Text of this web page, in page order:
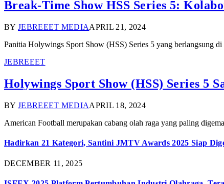
Break-Time Show HSS Series 5:
BY JEBREEET MEDIAAPRIL 21, 2024
Panitia Holywings Sport Show (HSS) Series 5 yang berlangsung
JEBREEET
Holywings Sport Show (HSS) Series 5
BY JEBREEET MEDIAAPRIL 18, 2024
American Football merupakan cabang olah raga yang paling
Hadirkan 21 Kategori, Santini JMTV Awards 2025 Siap
DECEMBER 11, 2025